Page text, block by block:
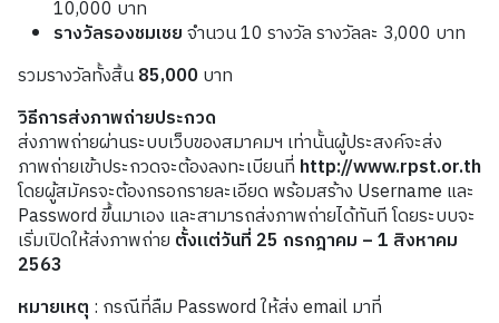
10,000 บาท
รางวัลรองชมเชยจำนวน10 รางวัล รางวัลละ 3,000 บาท
รวมรางวัลทั้งสิ้น85,000บาท
วิธีการส่งภาพถ่ายประกวด
ส่งภาพถ่ายผ่านระบบเว็บของสมาคมฯ เท่านั้นผู้ประสงค์จะส่ง
ภาพถ่ายเข้าประกวดจะต้องลงทะเบียนที่ http://www.rpst.or.th
โดยผู้สมัครจะต้องกรอกรายละเอียด พร้อมสร้าง Username และ
Passwordขึ้นมาเอง และสามารถส่งภาพถ่ายได้ทันที โดยระบบจะ
เริ่มเปิดให้ส่งภาพถ่าย ตั้งแต่วันที่ 25 กรกฎาคม – 1 สิงหาคม
2563
หมายเหตุ : กรณีที่ลืม Passwordให้ส่งemailมาที่